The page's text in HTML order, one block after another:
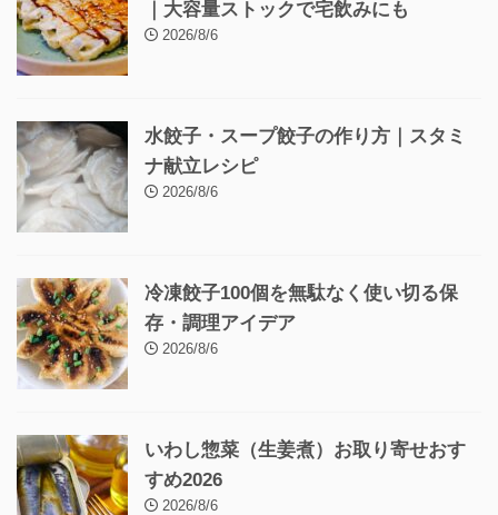
｜大容量ストックで宅飲みにも
2026/8/6
水餃子・スープ餃子の作り方｜スタミ
ナ献立レシピ
2026/8/6
冷凍餃子100個を無駄なく使い切る保
存・調理アイデア
2026/8/6
いわし惣菜（生姜煮）お取り寄せおす
すめ2026
2026/8/6